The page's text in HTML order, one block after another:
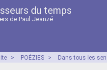
du temps
de Paul Jeanzé
> POÉZIES > Dans tous les